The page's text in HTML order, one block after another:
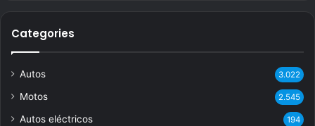
Categories
Autos 3.022
Motos 2.545
Autos eléctricos 194